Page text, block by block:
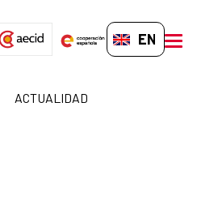
EN-GB
ACTUALIDAD